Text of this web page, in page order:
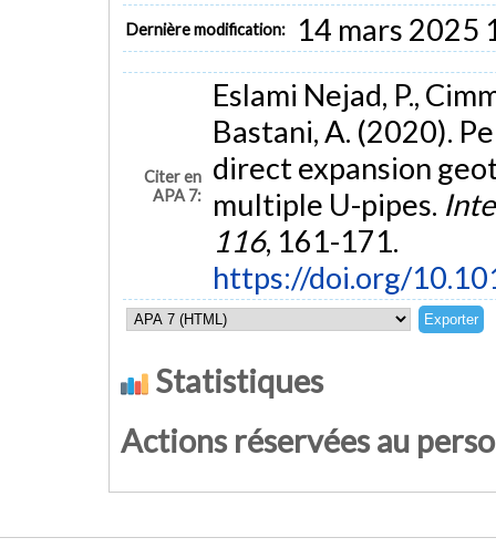
Dernière modification: 14 mars 2025
Citer en
APA 7:
Eslami Nejad, P.,
Bastani, A. (2020).
direct expansion
multiple U-pipes.
116, 161-171.
https://doi.org/
Statistiques
Actions réservées au